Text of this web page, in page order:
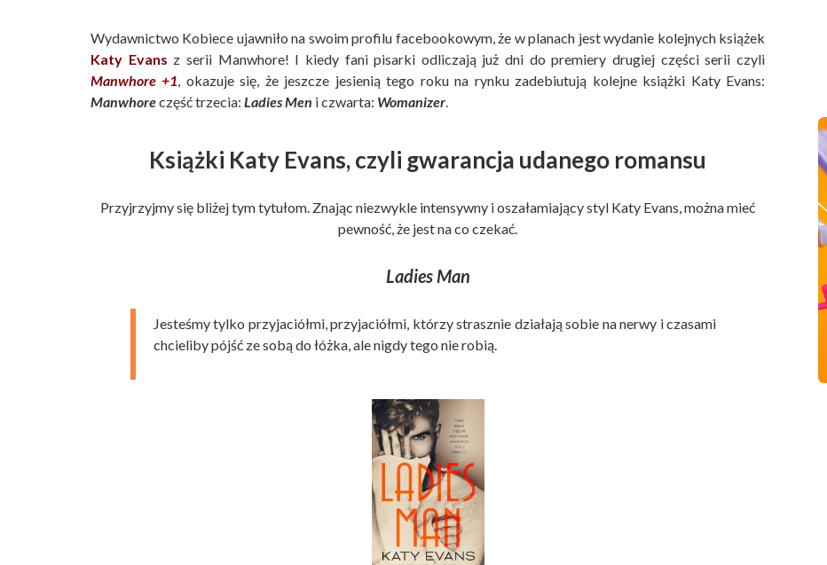
Wydawnictwo Kobiece ujawniło na swoim profilu facebookowym, że w planach jest wydanie kolejnych książek
Katy Evans z serii Manwhore! I kiedy fani pisarki odliczają już dni do premiery drugiej części serii czyli
Manwhore +1, okazuje się, że jeszcze jesienią tego roku na rynku zadebiutują kolejne książki Katy Evans:
Manwhoreczęść trzecia: Ladies Men i czwarta: Womanizer.
Książki Katy Evans, czyli gwarancja udanego romansu
Przyjrzyjmy się bliżej tym tytułom. Znając niezwykle intensywny i oszałamiający styl Katy Evans, można mieć
pewność, że jest na co czekać.
Ladies Man
Jesteśmy tylko przyjaciółmi, przyjaciółmi, którzy strasznie działają sobie na nerwy i czasami
chcieliby pójść ze sobą do łóżka, ale nigdy tego nie robią.